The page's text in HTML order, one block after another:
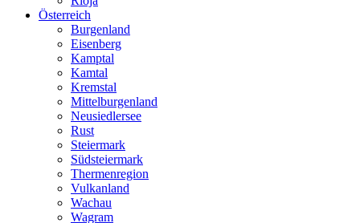
Österreich
Burgenland
Eisenberg
Kamptal
Kamtal
Kremstal
Mittelburgenland
Neusiedlersee
Rust
Steiermark
Südsteiermark
Thermenregion
Vulkanland
Wachau
Wagram